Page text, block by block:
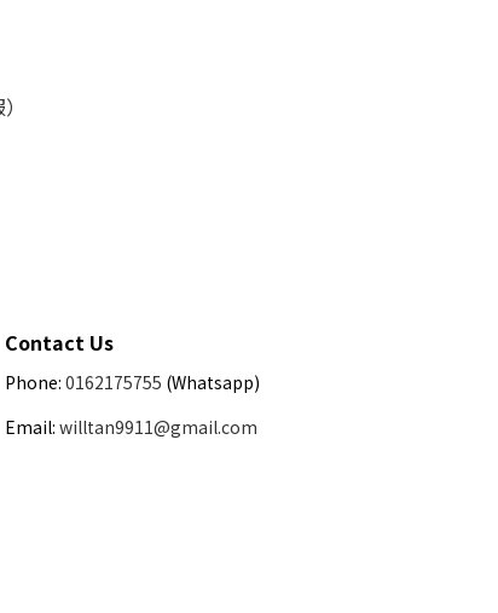
Contact Us
Phone: 0162175755 (Whatsapp)
Email: willtan9911@gmail.com